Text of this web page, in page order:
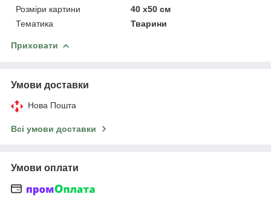
Розміри картини
40 x50 см
Тематика
Тварини
Приховати
Умови доставки
Нова Пошта
Всі умови доставки
Умови оплати